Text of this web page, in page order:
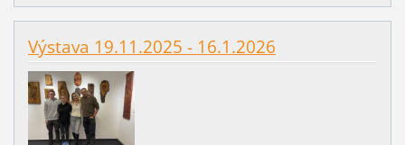
Výstava 19.11.2025 - 16.1.2026